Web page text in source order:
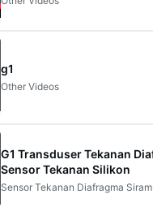
g1
Other Videos
G1 Transduser Tekanan Diafragma Rata
Sensor Tekanan Silikon
Sensor Tekanan Diafragma Siram